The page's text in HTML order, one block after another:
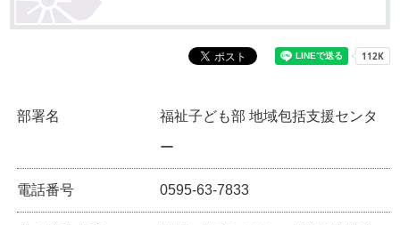
部署名 福祉子ども部 地域包括支援センタ
ー
電話番号 0595-63-7833